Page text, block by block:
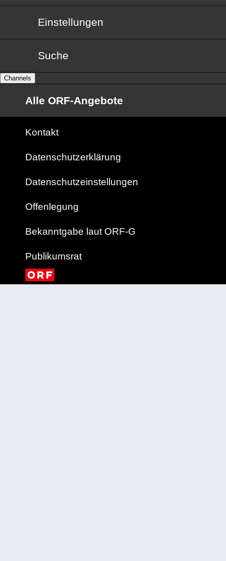
Einstellungen
Suche
Channels
Alle ORF-Angebote
Kontakt
Datenschutzerklärung
Datenschutzeinstellungen
Offenlegung
Bekanntgabe laut ORF-G
Publikumsrat